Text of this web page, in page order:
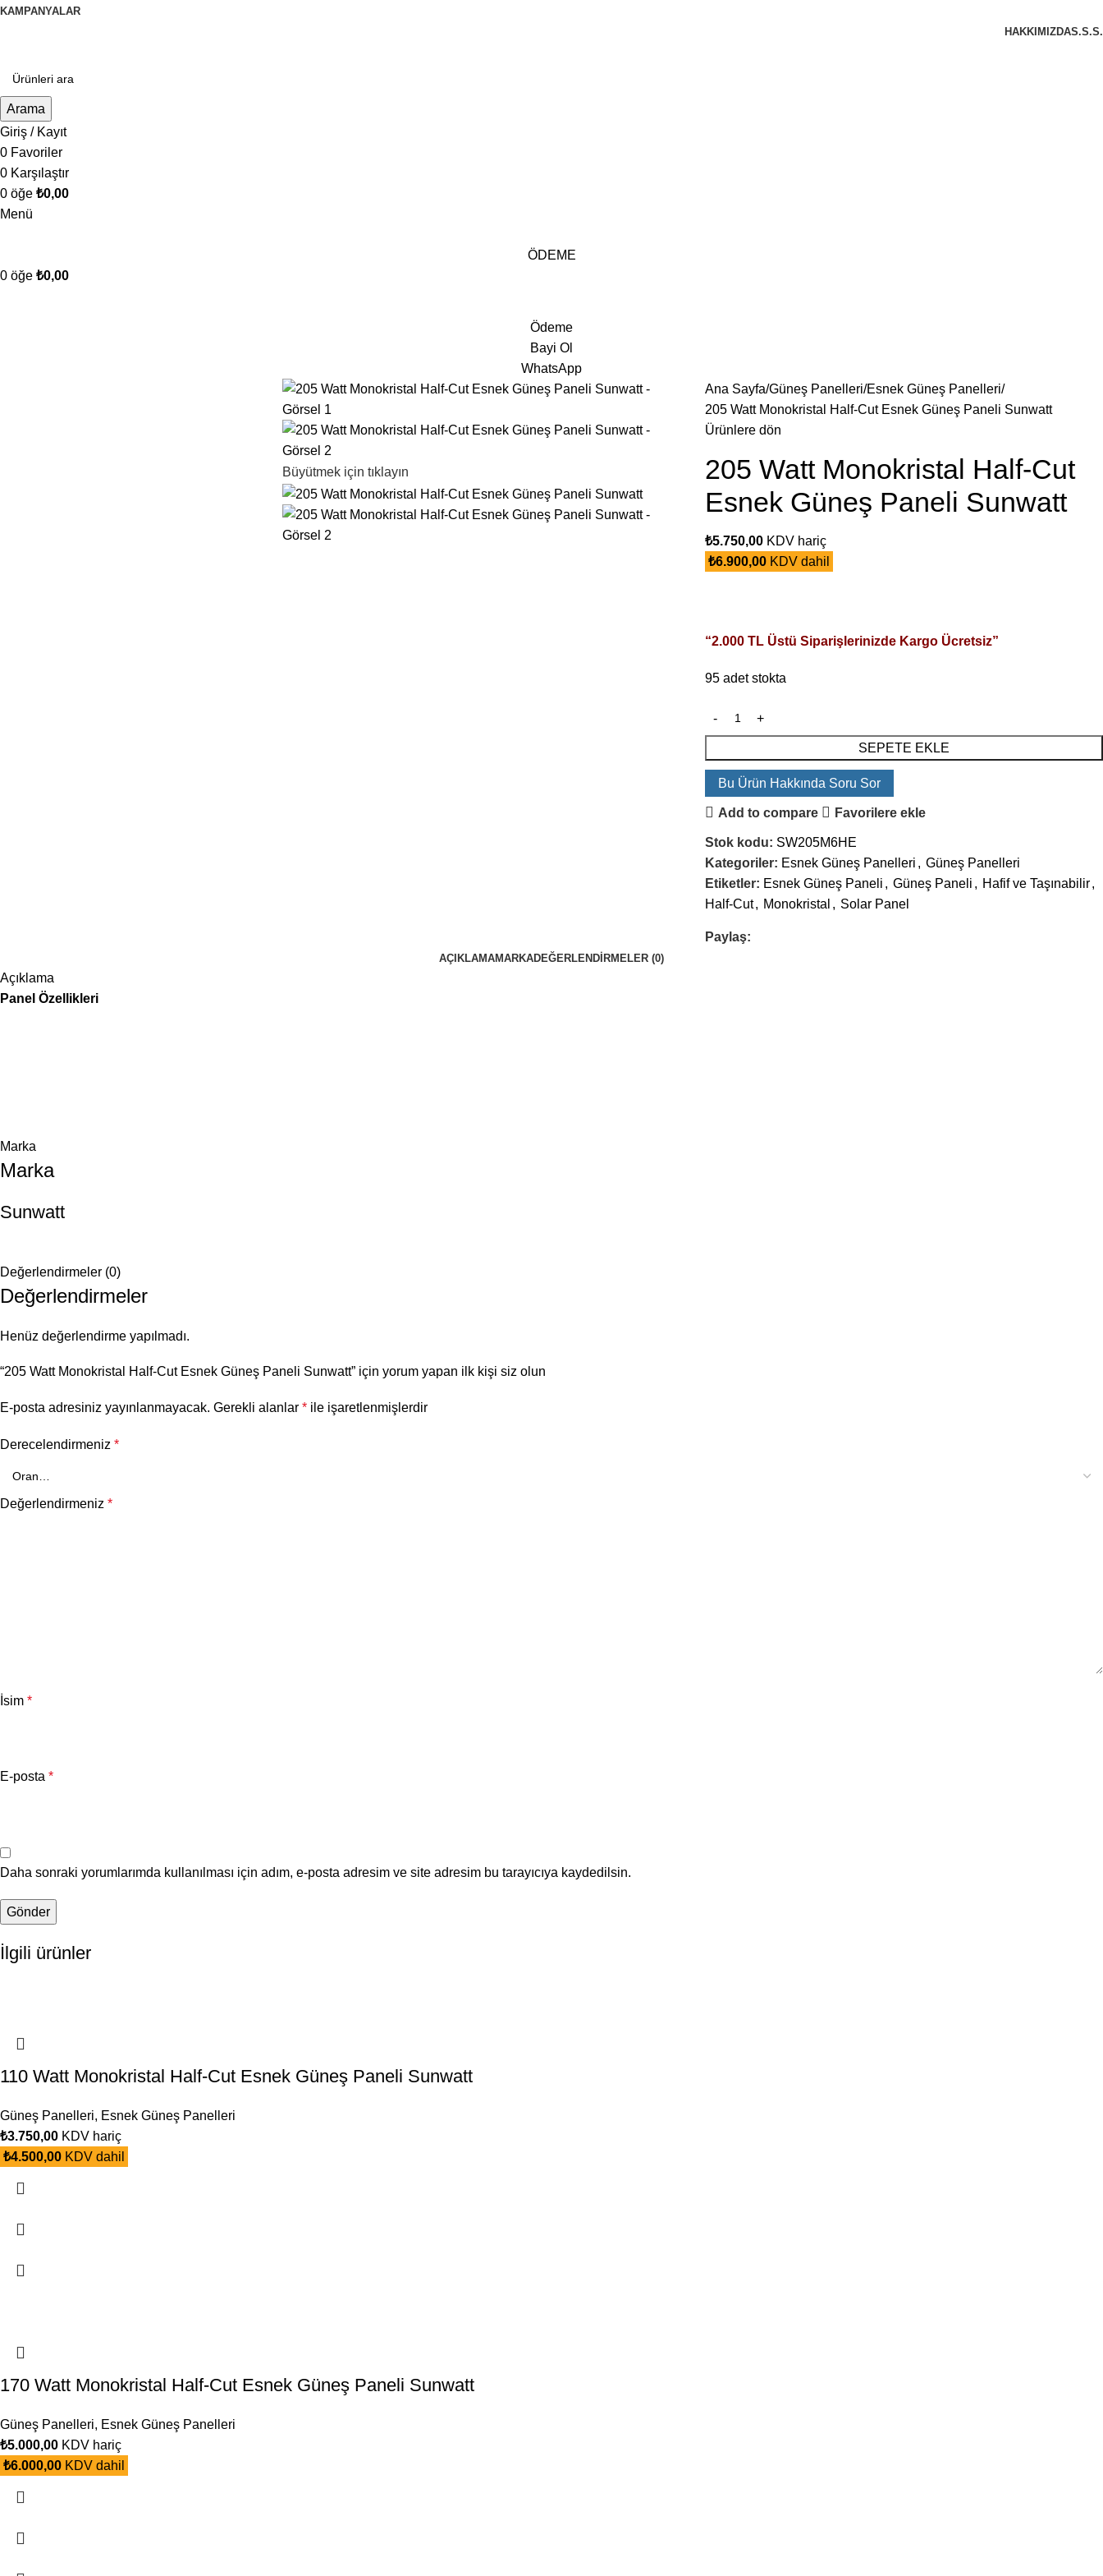
KAMPANYALAR
HAKKIMIZDAS.S.S.
Arama
Giriş / Kayıt
0 Favoriler
0 Karşılaştır
0 öğe ₺0,00
Menü
ÖDEME
0 öğe ₺0,00
Ödeme
Bayi Ol
WhatsApp
Büyütmek için tıklayın
Ana Sayfa Güneş Panelleri Esnek Güneş Panelleri
205 Watt Monokristal Half-Cut Esnek Güneş Paneli Sunwatt
Ürünlere dön
205 Watt Monokristal Half-Cut
Esnek Güneş Paneli Sunwatt
₺5.750,00KDV hariç
₺6.900,00KDV dahil
“2.000 TL Üstü Siparişlerinizde Kargo Ücretsiz”
95 adet stokta
SEPETE EKLE
Bu Ürün Hakkında Soru Sor
Add to compare Favorilere ekle
Stok kodu: SW205M6HE
Kategoriler: Esnek Güneş Panelleri , Güneş Panelleri
Etiketler: Esnek Güneş Paneli , Güneş Paneli , Hafif ve Taşınabilir,
Half-Cut, Monokristal , Solar Panel
Paylaş:
AÇIKLAMAMARKADEĞERLENDIRMELER (0)
Açıklama
Panel Özellikleri
Marka
Marka
Sunwatt
Değerlendirmeler (0)
Değerlendirmeler
Henüz değerlendirme yapılmadı.
“205 Watt Monokristal Half-Cut Esnek Güneş Paneli Sunwatt” için yorum yapan ilk kişi siz olun
E-posta adresiniz yayınlanmayacak. Gerekli alanlar * ile işaretlenmişlerdir
Derecelendirmeniz *
Değerlendirmeniz *
İsim *
E-posta *
Daha sonraki yorumlarımda kullanılması için adım, e-posta adresim ve site adresim bu tarayıcıya kaydedilsin.
İlgili ürünler
110 Watt Monokristal Half-Cut Esnek Güneş Paneli Sunwatt
Güneş Panelleri, Esnek Güneş Panelleri
₺3.750,00 KDV hariç
₺4.500,00 KDV dahil
170 Watt Monokristal Half-Cut Esnek Güneş Paneli Sunwatt
Güneş Panelleri, Esnek Güneş Panelleri
₺5.000,00 KDV hariç
₺6.000,00 KDV dahil